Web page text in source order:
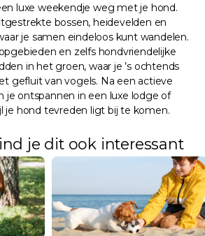
luxe weekendje weg met je hond.
bossen, heidevelden en
je samen eindeloos kunt wandelen.
en zelfs hondvriendelijke
in het groen, waar je ’s ochtends
gefluit van vogels. Na een actieve
je ontspannen in een luxe lodge of
je hond tevreden ligt bij te komen.
je dit ook interessant